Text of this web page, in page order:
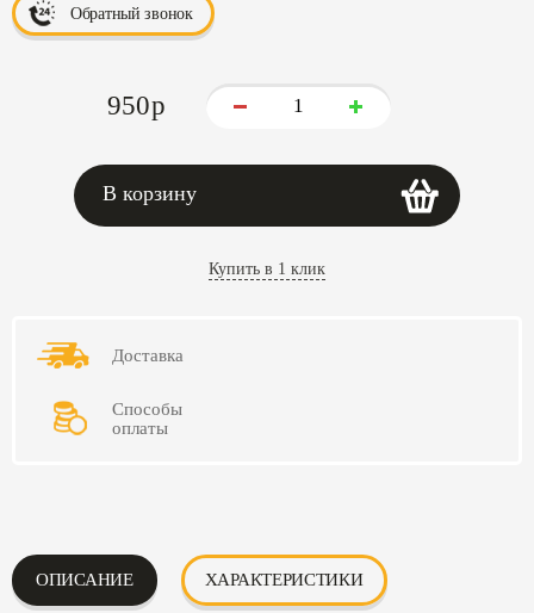
Обратный звонок
950p
В корзину
Купить в 1 клик
Доставка
Способы
оплаты
ОПИСАНИЕ ХАРАКТЕРИСТИКИ